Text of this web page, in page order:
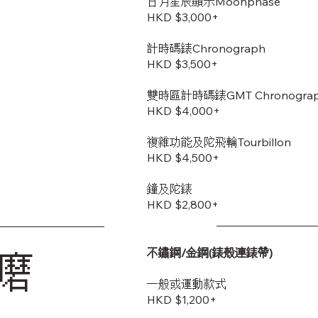
HKD $3,000+
計時碼錶Chronograph
HKD $3,500+
雙時區計時碼錶GMT
HKD $4,000+
複雜功能及陀飛輪Tourbillon
HKD $4,500+
鐘及陀錶
HKD $2,800+
不鏽鋼/金鋼(錶殼連錶帶)
一般或運動款式
HKD $1,200+